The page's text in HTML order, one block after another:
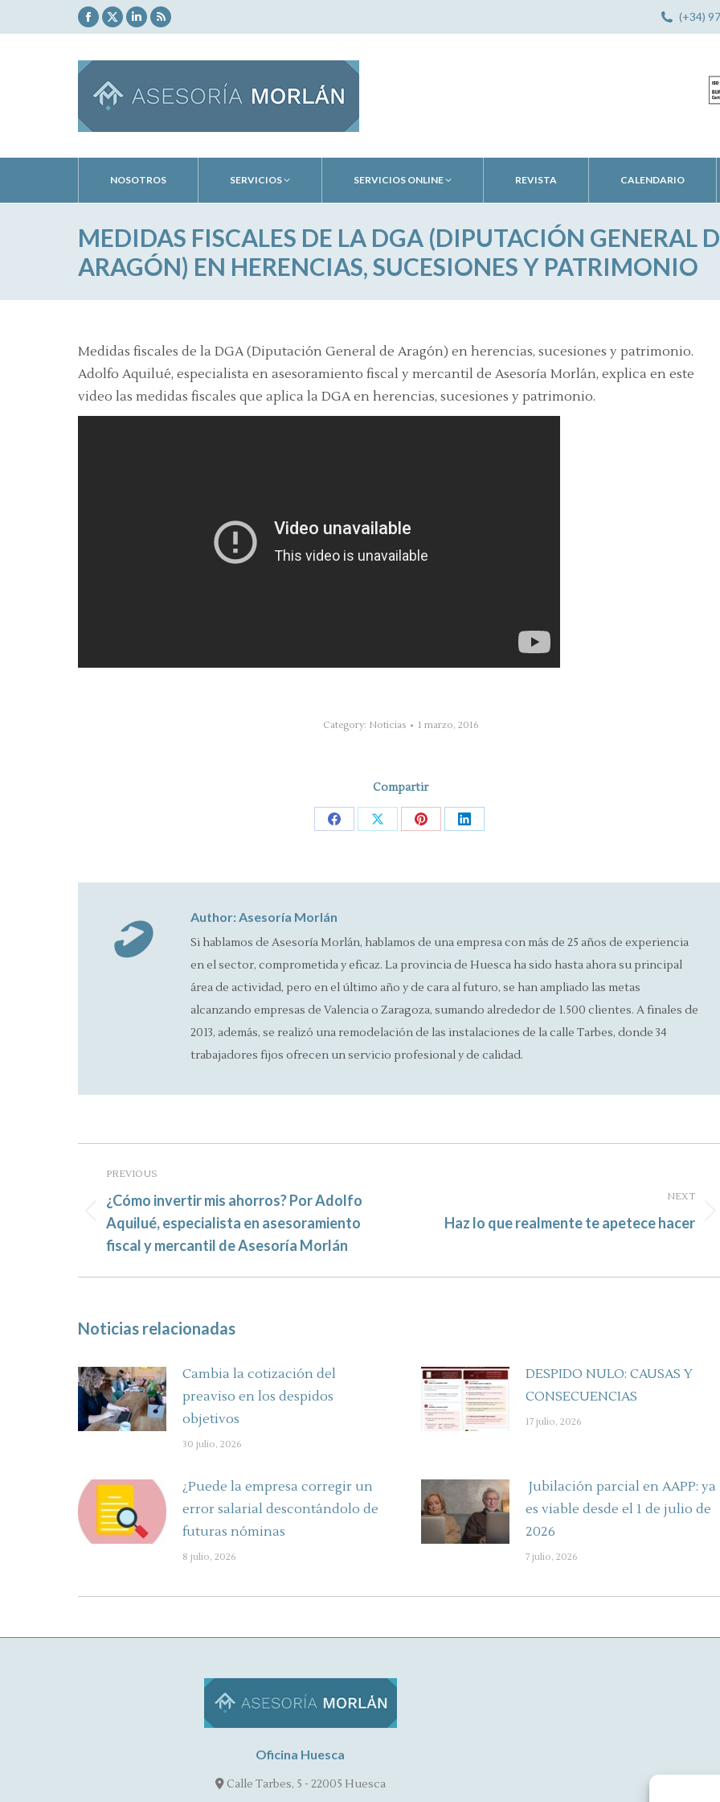
Facebook
opens
in
new
window
X
in
new
window
Linkedin
in
window
Rss
in
window
(+34)
NOSOTROS SERVICIOS SERVICIOS ONLINE REVISTA CALENDARIO
MEDIDAS FISCALES DE LA DGA (DIPUTACIÓN GENERAL
ARAGÓN) EN HERENCIAS, SUCESIONES Y PATRIMONIO
Medidas fiscales de la DGA (Diputación General de Aragón) en herencias, sucesiones y patrimonio.
Adolfo Aquilué, especialista en asesoramiento fiscal y mercantil de Asesoría Morlán, explica en este
video las medidas fiscales que aplica la DGA en herencias, sucesiones y patrimonio.
Category: Noticias 1 marzo, 2016
Compartir
Share Share Share Share
Author:Asesoría Morlán
Si hablamos de Asesoría Morlán, hablamos de una empresa con más de 25 años de experiencia
en el sector, comprometida y eficaz. La provincia de Huesca ha sido hasta ahora su principal
área de actividad, pero en el último año y de cara al futuro, se han ampliado las metas
alcanzando empresas de Valencia o Zaragoza, sumando alrededor de 1.500 clientes. A finales de
2013, además, se realizó una remodelación de las instalaciones de la calle Tarbes, donde 34
trabajadores fijos ofrecen un servicio profesional y de calidad.
navigation
PREVIOUS
Previous
post:
¿Cómo invertir mis ahorros? Por Adolfo
Aquilué, especialista en asesoramiento
fiscal y mercantil de Asesoría Morlán
NEXT
NextHaz lo que realmente te apetece hacer
Noticias relacionadas
Cambia la cotización del
preaviso en los despidos
objetivos
30 julio, 2026
DESPIDO NULO: CAUSAS Y
CONSECUENCIAS
17 julio, 2026
¿Puede la empresa corregir un
error salarial descontándolo de
futuras nóminas
8 julio, 2026
Jubilación parcial en AAPP: ya
es viable desde el 1 de julio de
2026
7 julio, 2026
Oficina Huesca
Calle Tarbes, 5 - 22005 Huesca